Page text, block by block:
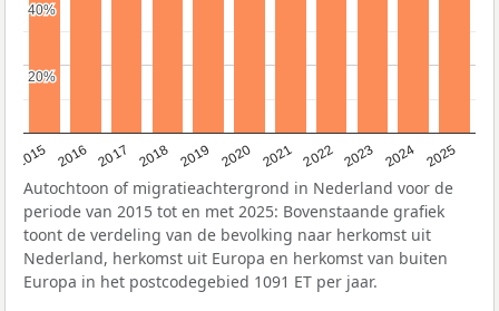
2015 2016 2017 2018 2019 2020 2021 2022 2023 2024 2025
20%
20%
40%
40%
Autochtoon of migratieachtergrond in Nederland voor de
periode van 2015 tot en met 2025: Bovenstaande grafiek
toont de verdeling van de bevolking naar herkomst uit
Nederland, herkomst uit Europa en herkomst van buiten
Europa in het postcodegebied 1091 ET per jaar.